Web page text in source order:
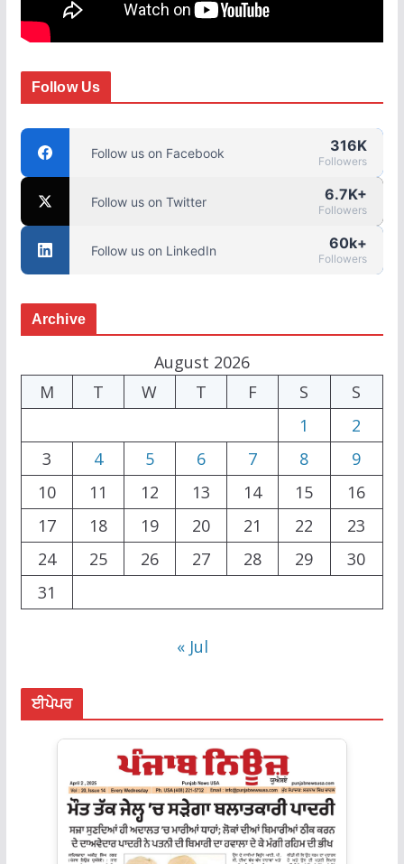
Follow Us
Follow us on Facebook 316K
Followers
Follow us on Twitter 6.7K+
Followers
Follow us on LinkedIn 60k+
Followers
Archive
August 2026
M
T W T F S
S
1
2
3
4 5 6 7 8
9
10
11 12 13 14 15
16
17
18 19 20 21 22
23
24
25 26 27 28 29
30
31
« Jul
ਈਪੇਪਰ